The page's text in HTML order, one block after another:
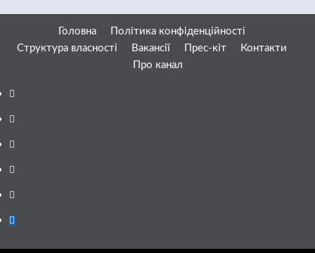
Головна
Політика конфіденційності
Структура власності
Вакансії Прес-кіт
Контакти
Про канал
Facebook
YouTube
Telegram
Instagram
Twitter
Google